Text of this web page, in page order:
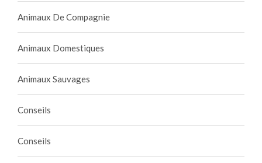
Animaux De Compagnie
Animaux Domestiques
Animaux Sauvages
Conseils
Conseils